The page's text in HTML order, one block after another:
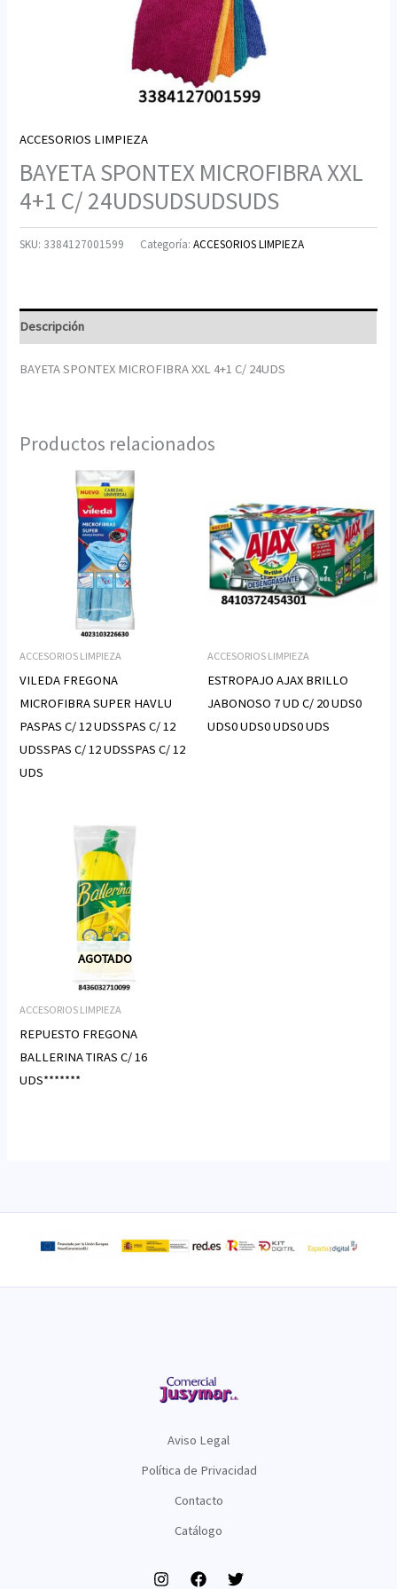
ACCESORIOS LIMPIEZA
BAYETA SPONTEX MICROFIBRA XXL
4+1 C/ 24UDSUDSUDSUDS
SKU: 3384127001599 Categoría:ACCESORIOS LIMPIEZA
Descripción
BAYETA SPONTEX MICROFIBRA XXL 4+1 C/ 24UDS
Productos relacionados
ACCESORIOS LIMPIEZA
VILEDA FREGONA
MICROFIBRA SUPER HAVLU
PASPAS C/ 12 UDSSPAS C/ 12
UDSSPAS C/ 12 UDSSPAS C/ 12
UDS
ACCESORIOS LIMPIEZA
ESTROPAJO AJAX BRILLO
JABONOSO 7 UD C/ 20 UDS0
UDS0 UDS0 UDS0 UDS
AGOTADO
ACCESORIOS LIMPIEZA
REPUESTO FREGONA
BALLERINA TIRAS C/ 16
UDS*******
Aviso Legal
Política de Privacidad
Contacto
Catálogo